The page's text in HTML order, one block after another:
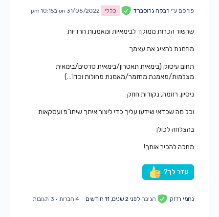
פורסם ע"י רבקה גרוסברד כללי on 31/05/2022 ב10:15 pm
שרשור הכרות ממוקד לבימאיות ומאמנות חרדיות
מוזמנת להציג את עצמך
תחום עיסוק (בימאית תאטרון/בימאית סרטים/בימאית
מצלמות/מאמנת מחזמר/מאמנת מחולות וכדו'…)
ניסיון, רזומה, נקודות חוזק
וכל מה שכדאי שידעו עליך כדי ליצור איתך שיתו"פ ועסקאות
בהצלחה לכולן
מחכה להכיר אותך!
עזר לך?
נחמי רזזק הגיבה לפני 2 שנים, 11 חודשים 4 חברות · 3 תגובות